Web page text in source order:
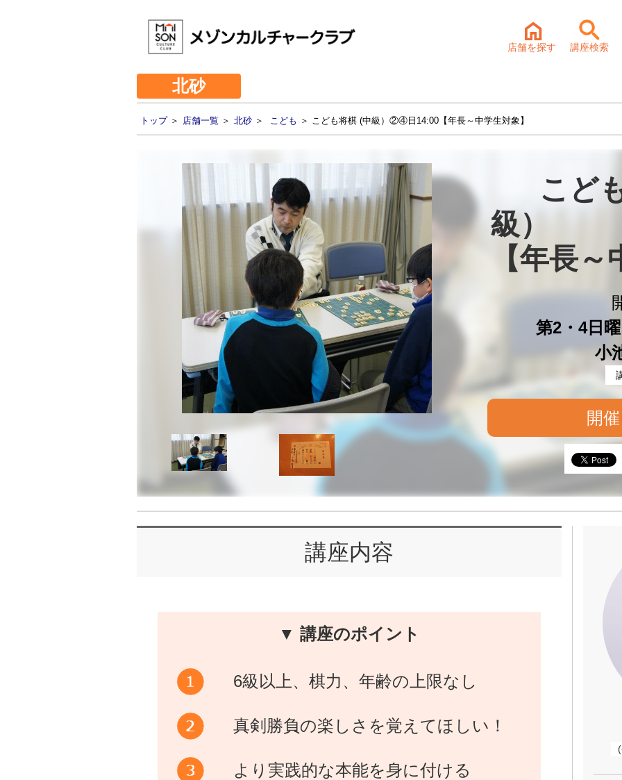
店舗を探す 講座検索
北砂
トップ＞ 店舗一覧 ＞ 北砂 ＞ こども ＞ こども将棋 (中級）②④日14:00【年長～中学生対象】
こど
【年長～
第2・4日
小
開
講座内容
▼ 講座のポイント
6級以上、棋力、年齢の上限なし
真剣勝負の楽しさを覚えてほしい！
より実践的な本能を身に付ける